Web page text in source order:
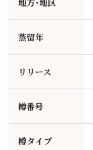
地方・地区
蒸留年
リリース
樽番号
樽タイプ